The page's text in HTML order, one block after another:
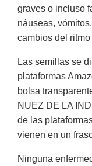
graves o incluso
náuseas,
cambios del
Las semillas se
plataformas
bolsa
NUEZ DE LA
de las
vienen en un
Ninguna